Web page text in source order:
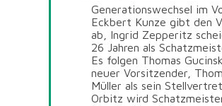
Generationswechsel im
Eckbert Kunze gibt den
ab, Ingrid Zepperitz
26 Jahren als
Es folgen Thomas
neuer Vorsitzender,
Müller als sein
Orbitz wird